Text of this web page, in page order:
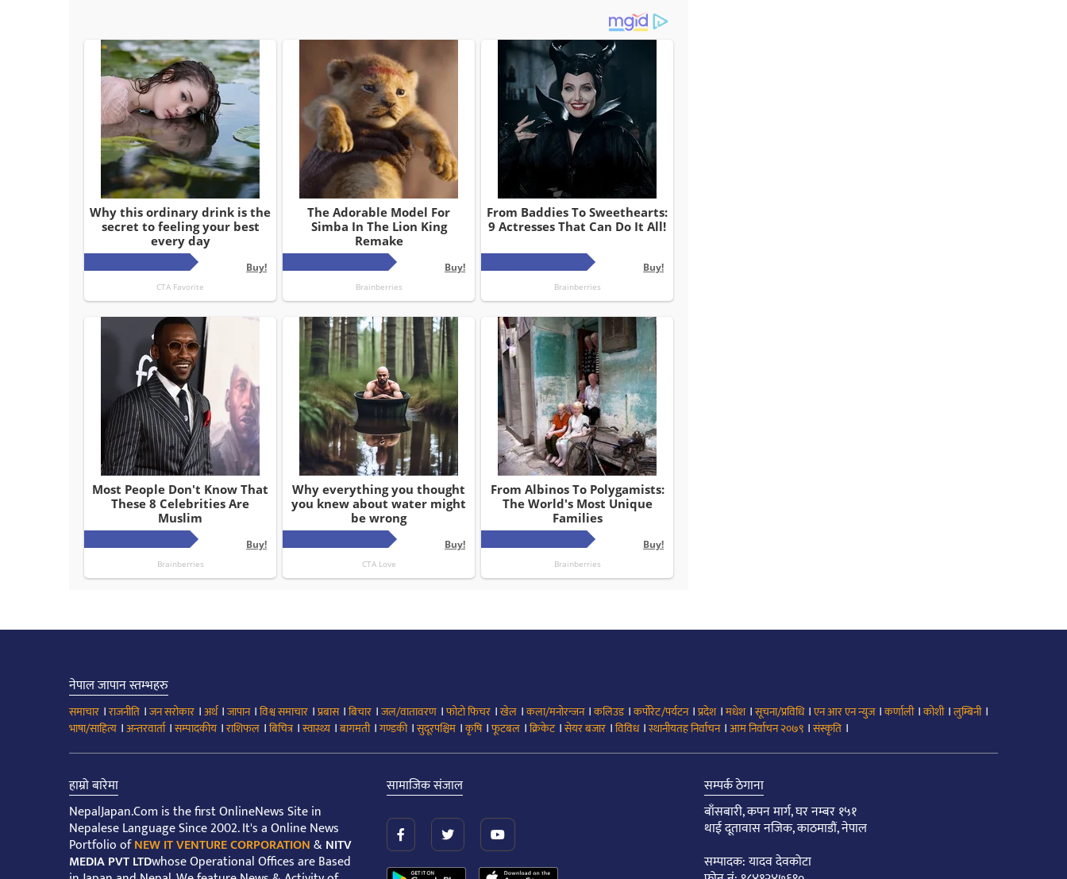
नेपाल जापान स्तम्भहरु
समाचार ।राजनीति ।जन सरोकार ।अर्थ।जापान।विश्व समाचार ।प्रबास।बिचार ।जल/वातावरण ।फोटो फिचर ।खेल ।कला/मनोरन्जन।कलिउड।कर्पोरेट/पर्यटन।प्रदेश।मधेश।सूचना/प्रविधि।एन आर एन न्युज।कर्णाली।कोशी।लुम्बिनी।
भाषा/साहित्य ।अन्तरवार्ता।सम्पादकीय ।राशिफल ।बिचित्र।स्वास्थ्य ।बागमती।गण्डकी।सुदूरपश्चिम ।कृषि।फूटबल ।क्रिकेट।सेयर बजार ।विविध।स्थानीयतह निर्वाचन।आम निर्वाचन २०७९ ।संस्कृति ।
हाम्रो बारेमा
NepalJapan.Com is the first OnlineNews Site in
Nepalese Language Since 2002. It's a Online News
Portfolio ofNEW IT VENTURE CORPORATION&NITV
MEDIA PVT LTDwhose Operational Offices are Based
सामाजिक संजाल
सम्पर्क ठेगाना
बाँसबारी, कपन मार्ग, घर नम्बर १५१
थाई दूतावास नजिक, काठमाडौं, नेपाल
सम्पादक: यादव देवकोटा